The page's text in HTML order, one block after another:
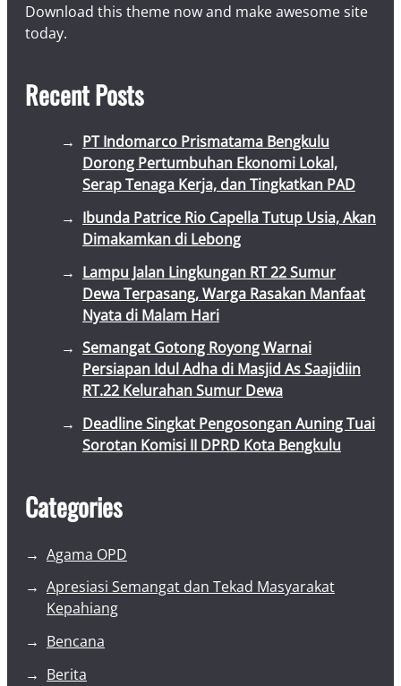
Download this theme now and make awesome site
today.
Recent Posts
PT Indomarco Prismatama Bengkulu
Dorong Pertumbuhan Ekonomi Lokal,
Serap Tenaga Kerja, dan Tingkatkan PAD
Ibunda Patrice Rio Capella Tutup Usia, Akan
Dimakamkan di Lebong
Lampu Jalan Lingkungan RT 22 Sumur
Dewa Terpasang, Warga Rasakan Manfaat
Nyata di Malam Hari
Semangat Gotong Royong Warnai
Persiapan Idul Adha di Masjid As Saajidiin
RT.22 Kelurahan Sumur Dewa
Deadline Singkat Pengosongan Auning Tuai
Sorotan Komisi II DPRD Kota Bengkulu
Categories
Agama OPD
Apresiasi Semangat dan Tekad Masyarakat
Kepahiang
Bencana
Berita